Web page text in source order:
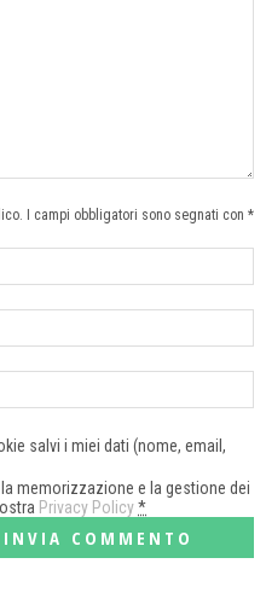
I campi obbligatori sono segnati con *
salvi i miei dati (nome, email,
memorizzazione e la gestione dei
Privacy Policy*